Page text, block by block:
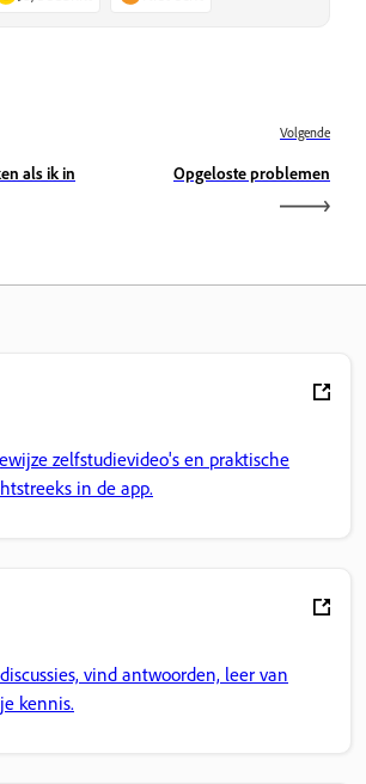
als ik in
Volgende
Opgeloste problemen
zelfstudievideo's en praktische
in de app.
vind antwoorden, leer van
kennis.